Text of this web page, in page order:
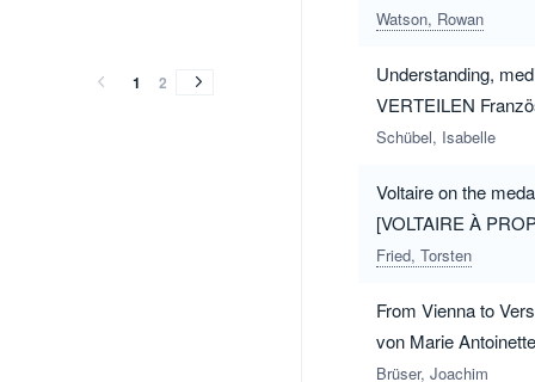
1 2
Watson, Rowan
Understanding,
VERTEILEN
Schübel, Isabelle
Voltaire on the
[VOLTAIRE À
im Alten Reich und
Fried, Torsten
From Vienna to
von Marie
Brüser, Joachim